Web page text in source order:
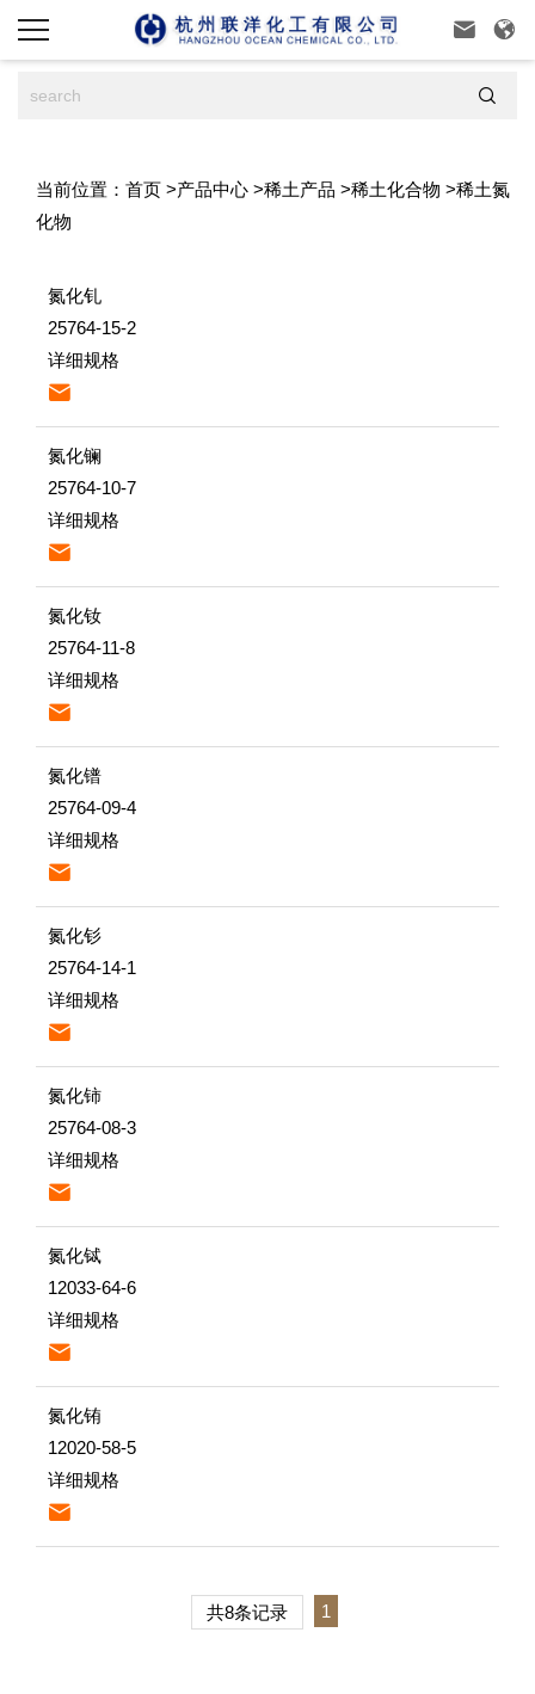
 

当前位置： 首页 >产品中心 >稀土产品 >稀土化合物 >稀土氮
化物
氮化钆
25764-15-2
详细规格

氮化镧
25764-10-7
详细规格

氮化钕
25764-11-8
详细规格

氮化镨
25764-09-4
详细规格

氮化钐
25764-14-1
详细规格

氮化铈
25764-08-3
详细规格

氮化铽
12033-64-6
详细规格

氮化铕
12020-58-5
详细规格

共8条记录 1